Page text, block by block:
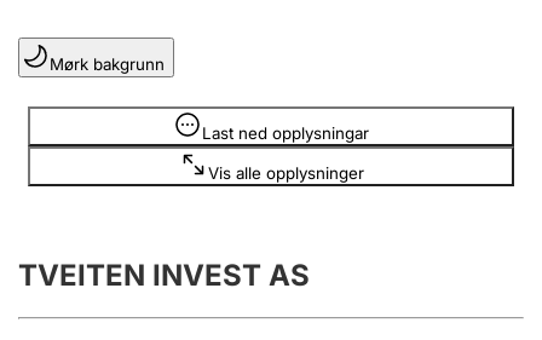
Lag og foreining
Registrere, endre, slette
Innsending og forseinkingsgebyr
Mørk bakgrunn
Last ned opplysningar
Vis alle opplysninger
Opplysninger er skjult
TVEITEN INVEST AS